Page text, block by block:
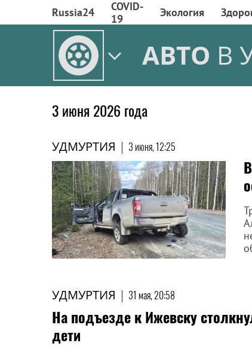
Russia24
COVID-
19
Экология
АВТО В
3 июня 2026 года
УДМУРТИЯ | 3 июня, 12:25
УДМУРТИЯ | 31 мая, 20:58
На подъезде к Ижевску
дети